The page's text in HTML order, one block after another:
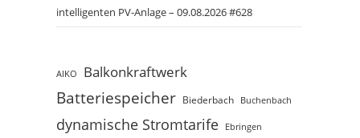
intelligenten PV-Anlage – 09.08.2026 #628
AIKO Balkonkraftwerk
Batteriespeicher Biederbach Buchenbach
dynamische Stromtarife Ebringen